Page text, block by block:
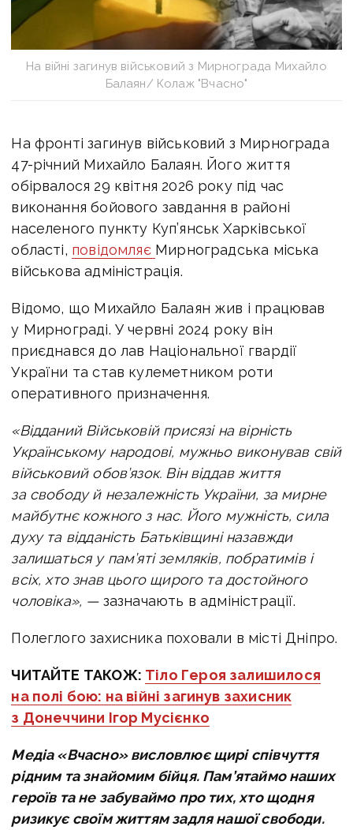
На війні загинув військовий з Мирнограда Михайло
Балаян/ Колаж "Вчасно"
На фронті загинув військовий з Мирнограда
47-річний Михайло Балаян. Його життя
обірвалося 29 квітня 2026 року під час
виконання бойового завдання в районі
населеного пункту Куп’янськ Харківської
області, повідомляє Мирноградська міська
військова адміністрація.
Відомо, що Михайло Балаян жив і працював
у Мирнограді. У червні 2024 року він
приєднався до лав Національної гвардії
України та став кулеметником роти
оперативного призначення.
«Відданий Військовій присязі на вірність
Українському народові, мужньо виконував свій
військовий обов’язок. Він віддав життя
за свободу й незалежність України, за мирне
майбутнє кожного з нас. Його мужність, сила
духу та відданість Батьківщині назавжди
залишаться у пам’яті земляків, побратимів і
всіх, хто знав цього щирого та достойного
чоловіка», — зазначають в адміністрації.
Полеглого захисника поховали в місті Дніпро.
ЧИТАЙТЕ ТАКОЖ: Тіло Героя залишилося
на полі бою: на війні загинув захисник
з Донеччини Ігор Мусієнко
Медіа «Вчасно» висловлює щирі співчуття
рідним та знайомим бійця. Пам’ятаймо наших
героїв та не забуваймо про тих, хто щодня
ризикує своїм життям задля нашої свободи.